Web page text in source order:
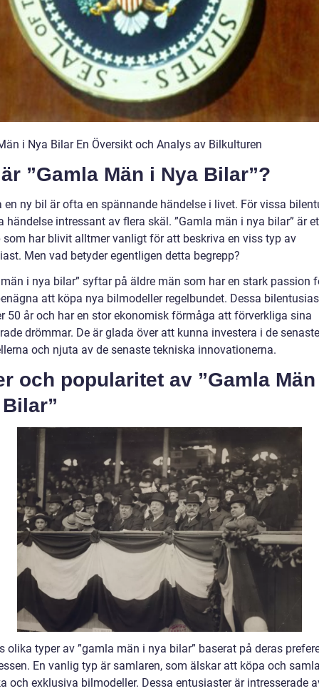
i Nya Bilar En Översikt och Analys av Bilkulturen
”Gamla Män i Nya Bilar”?
en ny bil är ofta en spännande händelse i livet. För vissa
händelse intressant av flera skäl. ”Gamla män i nya bilar” är
som har blivit alltmer vanligt för att beskriva en viss typ av
Men vad betyder egentligen detta begrepp?
i nya bilar” syftar på äldre män som har en stark passion
att köpa nya bilmodeller regelbundet. Dessa
50 år och har en stor ekonomisk förmåga att förverkliga sina
drömmar. De är glada över att kunna investera i de senaste
och njuta av de senaste tekniska innovationerna.
och popularitet av ”Gamla
olika typer av ”gamla män i nya bilar” baserat på deras
En vanlig typ är samlaren, som älskar att köpa och
och exklusiva bilmodeller. Dessa entusiaster är intresserade